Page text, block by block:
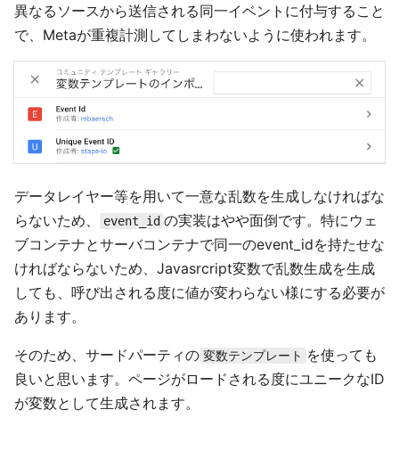
異なるソースから送信される同一イベントに付与すること
で、Metaが重複計測してしまわないように使われます。
データレイヤー等を用いて一意な乱数を生成しなければな
らないため、
event_id の実装はやや面倒です。特にウェ
ブコンテナとサーバコンテナで同一のevent_idを持たせな
ければならないため、Javasrcript変数で乱数生成を生成
しても、呼び出される度に値が変わらない様にする必要が
あります。
そのため、サードパーティの 変数テンプレート を使っても
良いと思います。ページがロードされる度にユニークなID
が変数として生成されます。